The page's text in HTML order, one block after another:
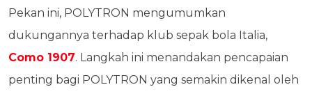
Pekan ini, POLYTRON mengumumkan
dukungannya terhadap klub sepak bola Italia,
Como 1907. Langkah ini menandakan pencapaian
penting bagi POLYTRON yang semakin dikenal oleh